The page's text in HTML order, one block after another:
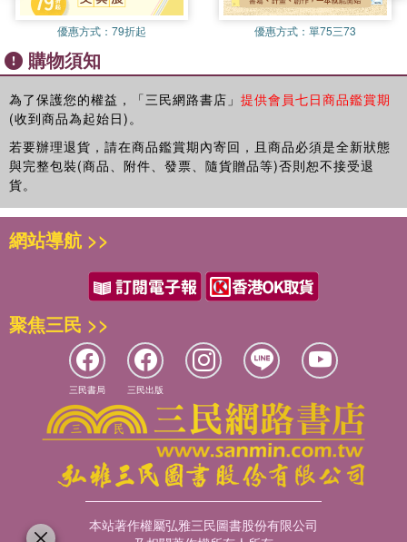
優惠方式： 79折起 優惠方式： 單75三73
購物須知
為了保護您的權益，「三民網路書店」 提供會員七日商品鑑賞期
(收到商品為起始日)。
若要辦理退貨，請在商品鑑賞期內寄回，且商品必須是全新狀態
與完整包裝(商品、附件、發票、隨貨贈品等)否則恕不接受退
貨。
網站導航 >>
聚焦三民 >>
三民書局 三民出版
本站著作權屬弘雅三民圖書股份有限公司